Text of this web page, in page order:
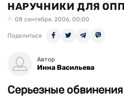
НАРУЧНИКИ ДЛЯ
08 сентября, 2006, 00:00
Поделиться
Автор
Инна Васильева
Серьезные